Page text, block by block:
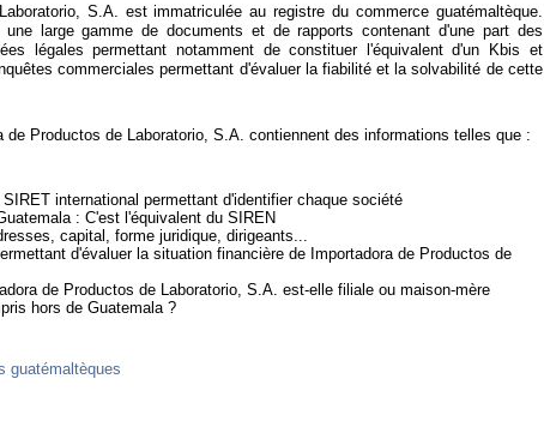
S.A. est immatriculée au registre du commerce guatémaltèque.
une large gamme de documents et de rapports contenant d'une part des
légales permettant notamment de constituer l'équivalent d'un Kbis et
commerciales permettant d'évaluer la fiabilité et la solvabilité de cette
de Productos de Laboratorio, S.A. contiennent des informations telles que :
SIRET international permettant d'identifier chaque société
: C'est l'équivalent du SIREN
capital, forme juridique, dirigeants...
d'évaluer la situation financière de Importadora de Productos de
de Productos de Laboratorio, S.A. est-elle filiale ou maison-mère
hors de Guatemala ?
guatémaltèques